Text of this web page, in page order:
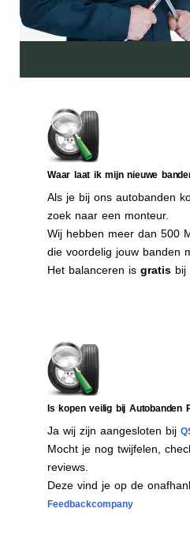
Waar laat ik mijn nieuwe
Als je bij ons autobanden
zoek naar een monteur.
Wij hebben meer dan 500
die voordelig jouw banden
Het balanceren is gratis bij
Is kopen veilig bij Autobanden
Ja wij zijn aangesloten bij
Mocht je nog twijfelen,
reviews.
Deze vind je op de
Feedbackcompany